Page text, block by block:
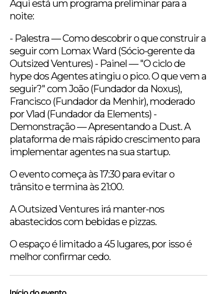
Aqui está um programa preliminar para a
noite:
- Palestra — Como descobrir o que construir a
seguir com Lomax Ward (Sócio-gerente da
Outsized Ventures) - Painel — "O ciclo de
hype dos Agentes atingiu o pico. O que vem a
seguir?" com João (Fundador da Noxus),
Francisco (Fundador da Menhir), moderado
por Vlad (Fundador da Elements) -
Demonstração — Apresentando a Dust. A
plataforma de mais rápido crescimento para
implementar agentes na sua startup.
O evento começa às 17:30 para evitar o
trânsito e termina às 21:00.
A Outsized Ventures irá manter-nos
abastecidos com bebidas e pizzas.
O espaço é limitado a 45 lugares, por isso é
melhor confirmar cedo.